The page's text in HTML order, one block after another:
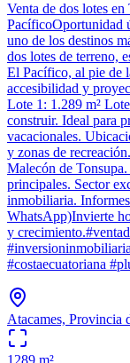
Venta de dos lotes
PacíficoOportunidad
uno de los destinos
dos lotes de terreno,
El Pacífico, al pie de
accesibilidad y
Lote 1: 1.289 m²
construir. Ideal para
vacacionales.
y zonas de
Malecón de
principales. Sector
inmobiliaria.
WhatsApp)Invierte
y
#costaecuatoriana
Atacames, Provincia